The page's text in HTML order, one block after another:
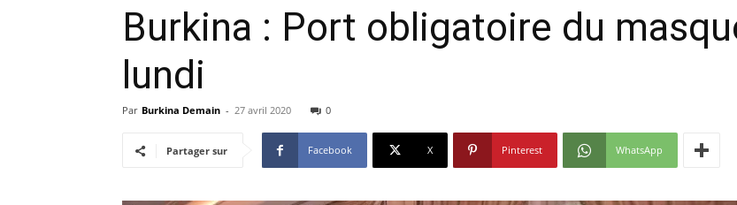
Burkina : Port obligatoire du
lundi
Par Burkina Demain - 27 avril 2020 0
Partager sur Facebook X Pinterest WhatsApp